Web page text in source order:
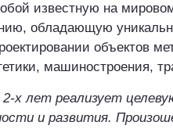
известную на
обладающую
объектов
машиностроения,
х лет реализует
и развития.